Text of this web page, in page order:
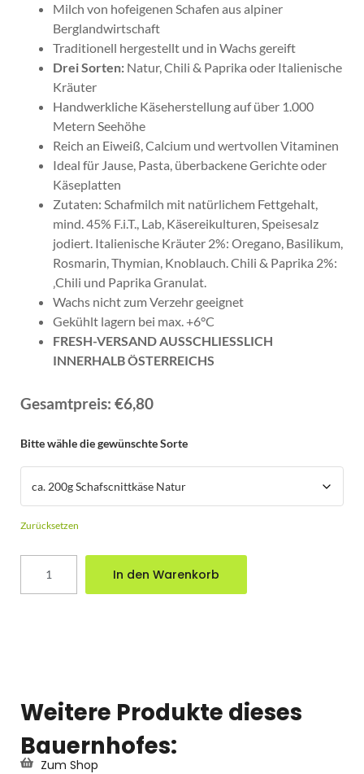
Milch von hofeigenen Schafen aus alpiner
Berglandwirtschaft
Traditionell hergestellt und in Wachs gereift
Drei Sorten: Natur, Chili & Paprika oder Italienische
Kräuter
Handwerkliche Käseherstellung auf über 1.000
Metern Seehöhe
Reich an Eiweiß, Calcium und wertvollen Vitaminen
Ideal für Jause, Pasta, überbackene Gerichte oder
Käseplatten
Zutaten: Schafmilch mit natürlichem Fettgehalt,
mind. 45% F.i.T., Lab, Käsereikulturen, Speisesalz
jodiert. Italienische Kräuter 2%: Oregano, Basilikum,
Rosmarin, Thymian, Knoblauch. Chili & Paprika 2%:
‚Chili und Paprika Granulat.
Wachs nicht zum Verzehr geeignet
Gekühlt lagern bei max. +6°C
FRESH-VERSAND AUSSCHLIESSLICH
INNERHALB ÖSTERREICHS
€6,80
Gesamtpreis: €6,80
Bitte wähle die gewünschte Sorte
Zurücksetzen
In den Warenkorb
Weitere Produkte dieses
Bauernhofes:
Zum Shop